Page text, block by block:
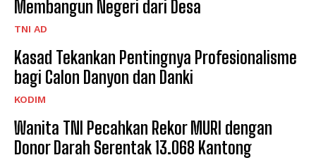
Membangun Negeri dari Desa
TNI AD
Kasad Tekankan Pentingnya Profesionalisme
bagi Calon Danyon dan Danki
KODIM
Wanita TNI Pecahkan Rekor MURI dengan
Donor Darah Serentak 13.068 Kantong